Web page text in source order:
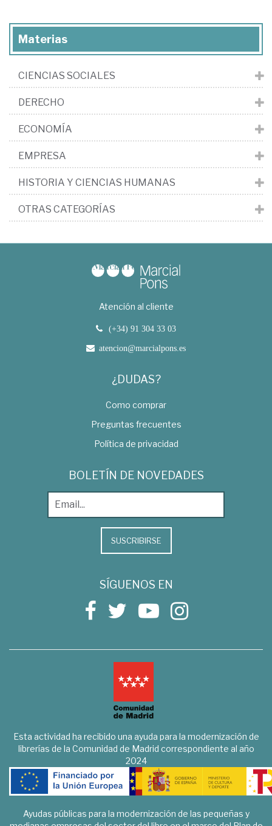
Materias
CIENCIAS SOCIALES
DERECHO
ECONOMÍA
EMPRESA
HISTORIA Y CIENCIAS HUMANAS
OTRAS CATEGORÍAS
Atención al cliente
(+34) 91 304 33 03
atencion@marcialpons.es
¿DUDAS?
Como comprar
Preguntas frecuentes
Política de privacidad
BOLETÍN DE NOVEDADES
SUSCRIBIRSE
SÍGUENOS EN
Esta actividad ha recibido una ayuda para la modernización de
librerías de la Comunidad de Madrid correspondiente al año
2024
Ayudas públicas para la modernización de las pequeñas y